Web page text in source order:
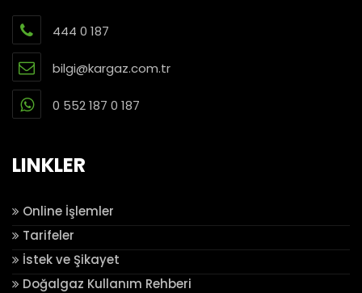
444 0 187
bilgi@kargaz.com.tr
0 552 187 0 187
LINKLER
Online İşlemler
Tarifeler
İstek ve Şikayet
Doğalgaz Kullanım Rehberi